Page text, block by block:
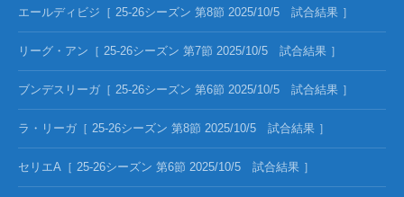
エールディビジ［ 25-26シーズン 第8節 2025/10/5 試合結果 ］
リーグ・アン［ 25-26シーズン 第7節 2025/10/5 試合結果 ］
ブンデスリーガ［ 25-26シーズン 第6節 2025/10/5 試合結果 ］
ラ・リーガ［ 25-26シーズン 第8節 2025/10/5 試合結果 ］
セリエA［ 25-26シーズン 第6節 2025/10/5 試合結果 ］